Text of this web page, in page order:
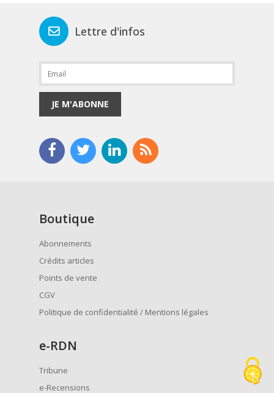
Lettre d'infos
JE M'ABONNE
Boutique
Abonnements
Crédits articles
Points de vente
CGV
Politique de confidentialité / Mentions légales
e-RDN
Tribune
e-Recensions